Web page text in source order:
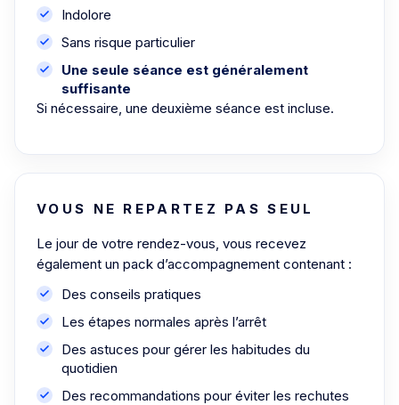
Indolore
Sans risque particulier
Une seule séance est généralement
suffisante
Si nécessaire, une deuxième séance est incluse.
VOUS NE REPARTEZ PAS SEUL
Le jour de votre rendez-vous, vous recevez
également un pack d’accompagnement contenant :
Des conseils pratiques
Les étapes normales après l’arrêt
Des astuces pour gérer les habitudes du
quotidien
Des recommandations pour éviter les rechutes